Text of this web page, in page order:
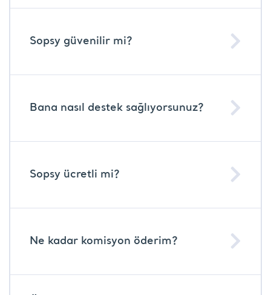
Sopsy güvenilir mi?
Bana nasıl destek sağlıyorsunuz?
Sopsy ücretli mi?
Ne kadar komisyon öderim?